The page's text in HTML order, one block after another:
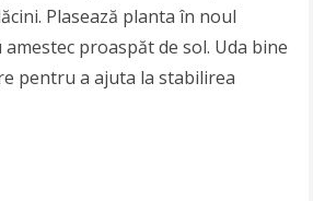
Plasează planta în noul
proaspăt de sol. Uda bine
pentru a ajuta la stabilirea